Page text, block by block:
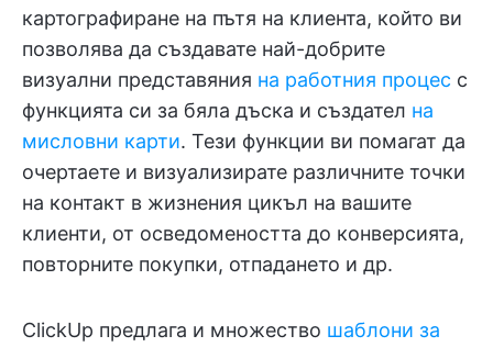
картографиране на пътя на клиента, който ви
позволява да създавате най-добрите
визуални представяния на работния процес с
функцията си за бяла дъска и създател на
мисловни карти. Тези функции ви помагат да
очертаете и визуализирате различните точки
на контакт в жизнения цикъл на вашите
клиенти, от осведомеността до конверсията,
повторните покупки, отпадането и др.
ClickUp предлага и множество шаблони за